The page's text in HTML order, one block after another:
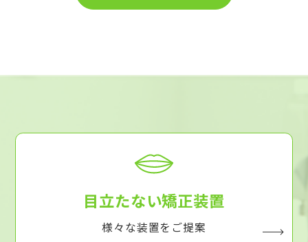
目立たない矯正装置
様々な装置をご提案